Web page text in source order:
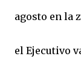
agosto en la
el Ejecutivo